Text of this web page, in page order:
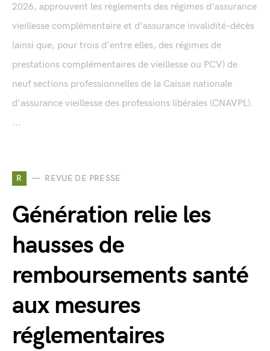
2026, approuvent les règlements des régimes d'assurance
vieillesse complémentaire et d'assurance invalidité-décès
(ainsi que, pour trois d'entre elles, des régimes de
prestations complémentaires de vieillesse ou PCV) de
neuf sections professionnelles de la Caisse nationale
d'assurance vieillesse des professions libérales (CNAVPL).
...
R REVUE DE PRESSE
Génération relie les
hausses de
remboursements santé
aux mesures
réglementaires